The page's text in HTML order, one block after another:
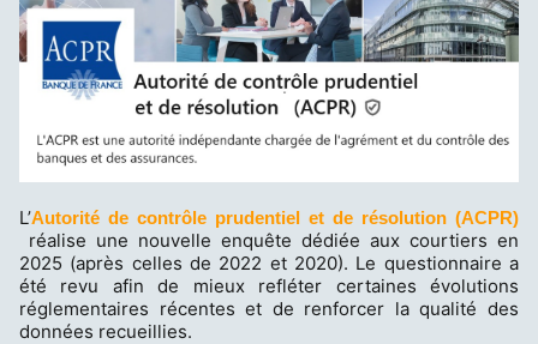
g
L’Autorité de contrôle prudentiel et de résolution (ACPR)
réalise une nouvelle enquête dédiée aux courtiers en
2025 (après celles de 2022 et 2020). Le questionnaire a
été revu afin de mieux refléter certaines évolutions
réglementaires récentes et de renforcer la qualité des
données recueillies.